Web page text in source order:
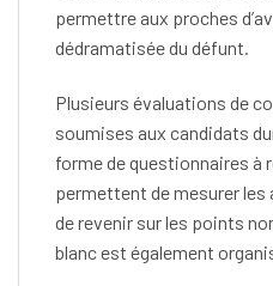
permettre aux proches
dédramatisée du défunt.
Plusieurs évaluations de
soumises aux candidats
forme de questionnaires à
permettent de mesurer
de revenir sur les points
blanc est également